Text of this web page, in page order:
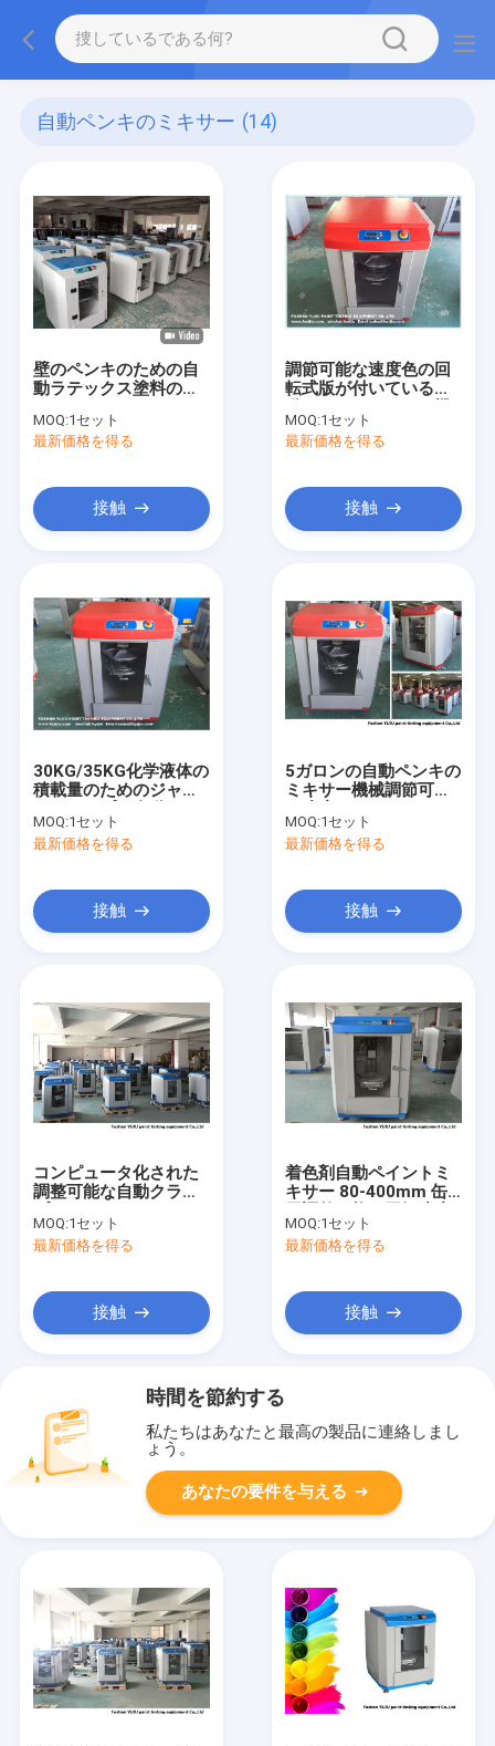
自動ペンキのミキサー (14)
壁のペンキのための自
動ラテックス塗料のジ
サーのシェーカー機械
50-150rpm/分
MOQ:1セット
最新価格を得る
接触
調節可能な速度色の回
転式版が付いている自
械
MOQ:1セット
最新価格を得る
接触
30KG/35KG化学液体の
積載量のためのジャイ
キのミキサー
MOQ:1セット
最新価格を得る
接触
5ガロンの自動ペンキの
ミキサー機械調節可能
150r/Min
MOQ:1セット
最新価格を得る
接触
コンピュータ化された
調整可能な自動クラン
混合機 750W
MOQ:1セット
最新価格を得る
接触
着色剤自動ペイントミ
キサー 80-400mm 缶
MOQ:1セット
最新価格を得る
接触
時間を節約する
私たちはあなたと最高の製品に連絡しまし
ょう。
あなたの要件を与える